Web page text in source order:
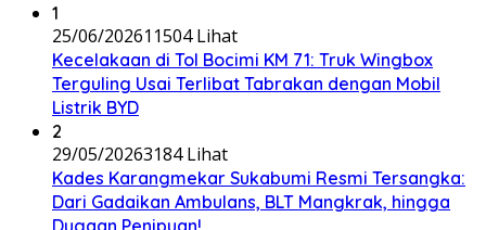
1
25/06/202611504 Lihat
Kecelakaan di Tol Bocimi KM 71: Truk Wingbox
Terguling Usai Terlibat Tabrakan dengan Mobil
Listrik BYD
2
29/05/20263184 Lihat
Kades Karangmekar Sukabumi Resmi Tersangka:
Dari Gadaikan Ambulans, BLT Mangkrak, hingga
Dugaan Penipuan!